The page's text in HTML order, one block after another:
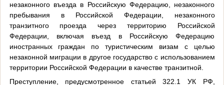
незаконного въезда в Российскую Федерацию, незаконного
пребывания в Российской Федерации, незаконного
транзитного проезда через территорию Российской
Федерации, включая въезд в Российскую Федерацию
иностранных граждан по туристическим визам с целью
незаконной миграции в другое государство с использованием
территории Российской Федерации в качестве транзитной.
Преступление, предусмотренное статьей 322.1 УК РФ,